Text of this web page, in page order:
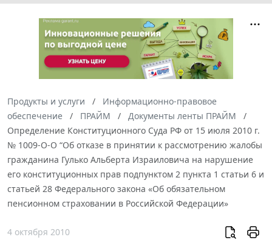
Продукты и услуги
Информационно-правовое
обеспечение
ПРАЙМ
Документы ленты ПРАЙМ
Определение Конституционного Суда РФ от 15 июля 2010 г.
№ 1009-О-О “Об отказе в принятии к рассмотрению жалобы
гражданина Гулько Альберта Израиловича на нарушение
его конституционных прав подпунктом 2 пункта 1 статьи 6 и
статьей 28 Федерального закона «Об обязательном
пенсионном страховании в Российской Федерации»
4 октября 2010